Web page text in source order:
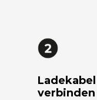
verbinden